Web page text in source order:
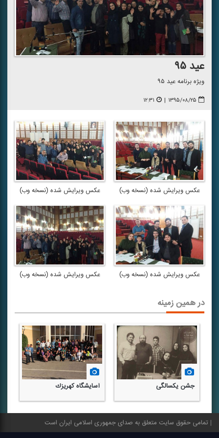
عید ۹۵
ویژه برنامه عید ۹۵
۱۳۹۵/۰۸/۲۵ | ۱۲:۳۱
عكس ویرایش شده (نسخه وب) عكس ویرایش شده (نسخه وب)
عكس ویرایش شده (نسخه وب) عكس ویرایش شده (نسخه وب)
در همین زمینه
جشن یكسالگی آسایشگاه كهریزك
تمامی حقوق سایت متعلق به صدای جمهوری اسلامی ایران است